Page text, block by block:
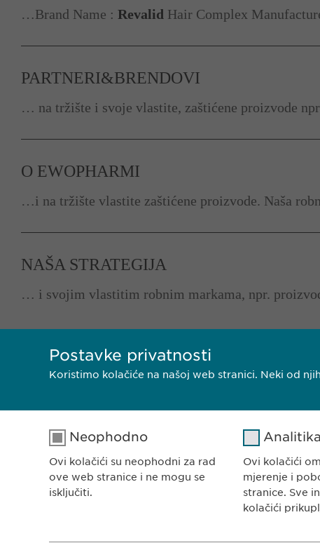
…Brand Name : Revalid Hair Complex
PARTNERI&BRENDOVI
… na tržište i svoje vlastite, zaštićene proizvode
O EWOPHARMI
…i na tržište vlastite zaštićene proizvode. Naša
NAŠA STRATEGIJA
… i svojim vlastitim robnim markama, npr.
EWOPHARMA BOSNA
Ewopharma d.o.o.
Rajlovačka cesta 23
71000 Sarajevo
Bosna i Hercegovina
Postavke privatnosti
Koristimo kolačiće na našoj web stranici. Neki od
Neophodno
Ovi kolačići su neophodni za rad
ove web stranice i ne mogu se
isključiti.
Analitika
Ovi kolačići
mjerenje i
stranice. Sve
kolačići